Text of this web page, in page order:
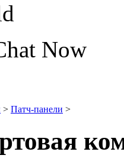
Now
> Патч-панели >